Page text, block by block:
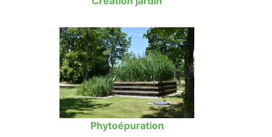
Phytoépuration